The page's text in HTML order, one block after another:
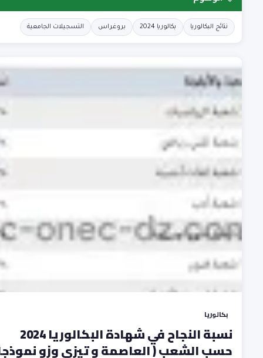
بكالوريا
نسبة النجاح في شهادة البكالوريا 2024
حسب الشعب ( العاصمة و تيزي وزو
نتائج البكالوريا بكالوريا 2024 بروغراس التسجيلات الجامعية